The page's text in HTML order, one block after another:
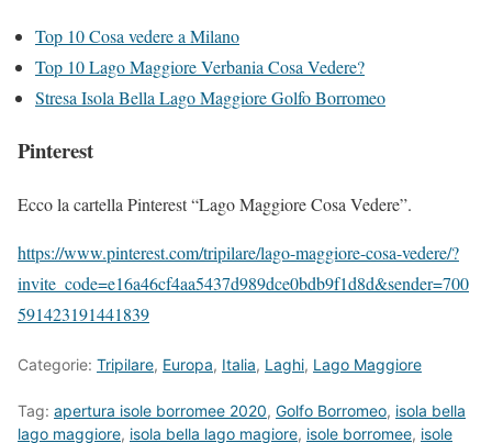
Top 10 Cosa vedere a Milano
Top 10 Lago Maggiore Verbania Cosa Vedere?
Stresa Isola Bella Lago Maggiore Golfo Borromeo
Pinterest
Ecco la cartella Pinterest “Lago Maggiore Cosa Vedere”.
https://www.pinterest.com/tripilare/lago-maggiore-cosa-vedere/?
invite_code=e16a46cf4aa5437d989dce0bdb9f1d8d&sender=700
591423191441839
Categorie: Tripilare, Europa, Italia, Laghi, Lago Maggiore
Tag: apertura isole borromee 2020, Golfo Borromeo, isola bella
lago maggiore, isola bella lago magiore, isole borromee, isole